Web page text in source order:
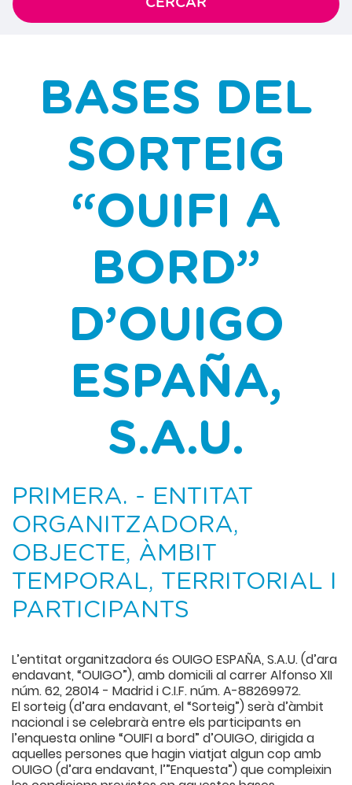
BASES DEL
SORTEIG
“OUIFI A
BORD”
D’OUIGO
ESPAÑA,
S.A.U.
PRIMERA. - ENTITAT
ORGANITZADORA,
OBJECTE, ÀMBIT
TEMPORAL, TERRITORIAL I
PARTICIPANTS
L’entitat organitzadora és OUIGO ESPAÑA, S.A.U. (d’ara
endavant, “OUIGO”), amb domicili al carrer Alfonso XII
núm. 62, 28014 - Madrid i C.I.F. núm. A-88269972.
El sorteig (d’ara endavant, el “Sorteig”) serà d’àmbit
nacional i se celebrarà entre els participants en
l’enquesta online “OUIFI a bord” d’OUIGO, dirigida a
aquelles persones que hagin viatjat algun cop amb
OUIGO (d’ara endavant, l’”Enquesta”) que compleixin